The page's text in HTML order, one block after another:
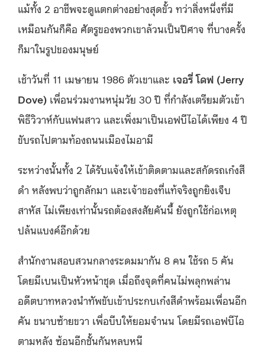
แม้ทั้ง 2 อาชีพจะดูแตกต่างอย่างสุดขั้ว ทว่าสิ่งหนึ่งที่มี
เหมือนกันก็คือ ศัตรูของพวกเขาล้วนเป็นปีศาจ ที่บางครั้ง
ก็มาในรูปของมนุษย์
เช้าวันที่ 11 เมษายน 1986 ตัวเขาและ เจอรี่ โดฟ (Jerry
Dove) เพื่อนร่วมงานหนุ่มวัย 30 ปี ที่กำลังเตรียมตัวเข้า
พิธีวิวาห์กับแฟนสาว และเพิ่งมาเป็นเอฟบีไอได้เพียง 4 ปี
ขับรถไปตามท้องถนนเมืองไมอามี
ระหว่างนั้นทั้ง 2 ได้รับแจ้งให้เข้าติดตามและสกัดรถเก๋งสี
ดำ หลังพบว่าถูกลักมา และเจ้าของที่แท้จริงถูกยิงเจ็บ
สาหัส ไม่เพียงเท่านั้นรถต้องสงสัยคันนี้ ยังถูกใช้ก่อเหตุ
ปล้นแบงค์อีกด้วย
สำนักงานสอบสวนกลางระดมมากัน 8 คน ใช้รถ 5 คัน
โดยมีเบนเป็นหัวหน้าชุด เมื่อถึงจุดที่คนไม่พลุกพล่าน
อดีตบาทหลวงนำทัพขับเข้าประกบเก๋งสีดำพร้อมเพื่อนอีก
คัน ขนาบซ้ายขวา เพื่อบีบให้ยอมจำนน โดยมีรถเอฟบีไอ
ตามหลัง ซ้อนอีกชั้นกันหลบหนี